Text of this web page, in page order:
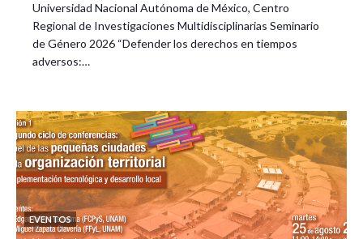
Universidad Nacional Autónoma de México, Centro
Regional de Investigaciones Multidisciplinarias Seminario
de Género 2026 “Defender los derechos en tiempos
adversos:…
EVENTOS